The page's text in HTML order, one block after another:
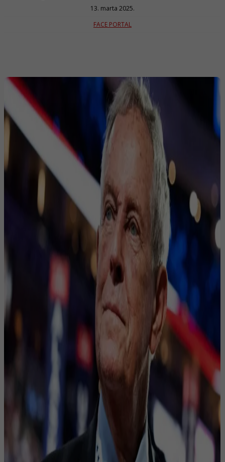
13. marta 2025.
FACE PORTAL